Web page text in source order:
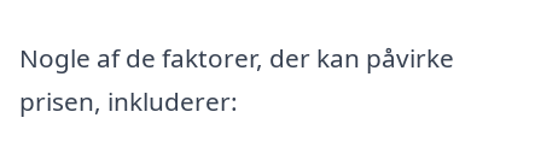
Nogle af de faktorer, der kan påvirke
prisen, inkluderer: